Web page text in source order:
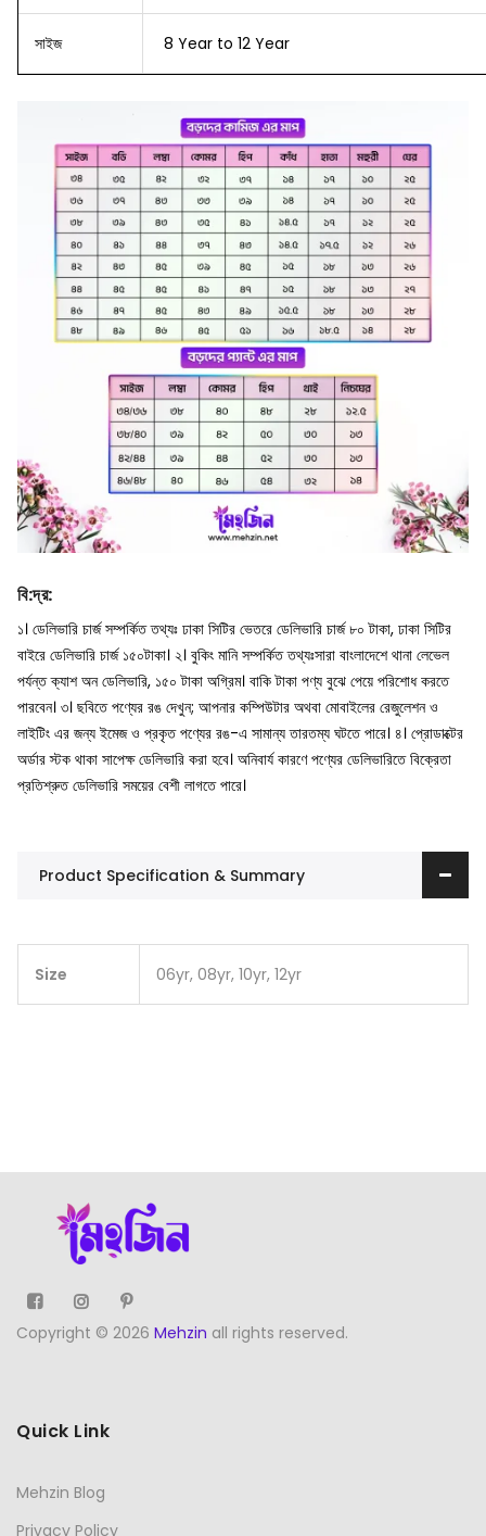
সাইজ 8 Year to 12 Year
বি:দ্র:
১। ডেলিভারি চার্জ সম্পর্কিত তথ্যঃ ঢাকা সিটির ভেতরে ডেলিভারি চার্জ ৮০ টাকা, ঢাকা সিটির
বাইরে ডেলিভারি চার্জ ১৫০টাকা। ২। বুকিং মানি সম্পর্কিত তথ্যঃসারা বাংলাদেশে থানা লেভেল
পর্যন্ত ক্যাশ অন ডেলিভারি, ১৫০ টাকা অগ্রিম। বাকি টাকা পণ্য বুঝে পেয়ে পরিশোধ করতে
পারবেন। ৩। ছবিতে পণ্যের রঙ দেখুন; আপনার কম্পিউটার অথবা মোবাইলের রেজুলেশন ও
লাইটিং এর জন্য ইমেজ ও প্রকৃত পণ্যের রঙ-এ সামান্য তারতম্য ঘটতে পারে। ৪। প্রোডাক্টের
অর্ডার স্টক থাকা সাপেক্ষ ডেলিভারি করা হবে। অনিবার্য কারণে পণ্যের ডেলিভারিতে বিক্রেতা
প্রতিশ্রুত ডেলিভারি সময়ের বেশী লাগতে পারে।
Product Specification & Summary
Size 06yr, 08yr, 10yr, 12yr
Copyright © 2026 Mehzin all rights reserved.
Quick Link
Mehzin Blog
Privacy Policy